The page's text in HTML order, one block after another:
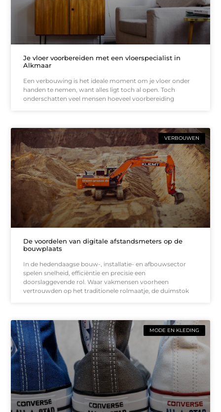
Je vloer voorbereiden met een vloerspecialist in
Alkmaar
Een verbouwing is het ideale moment om je vloer onder
handen te nemen, want alles ligt toch al open. Toch
onderschatten veel mensen hoeveel voorbereiding
VERBOUWEN
De voordelen van digitale afstandsmeters op de
bouwplaats
In de hedendaagse bouw-, installatie- en afbouwsector
spelen snelheid, efficiëntie en precisie een
doorslaggevende rol. Waar vakmensen voorheen
vertrouwden op het traditionele rolmaatje, de duimstok
MODE EN KLEDING